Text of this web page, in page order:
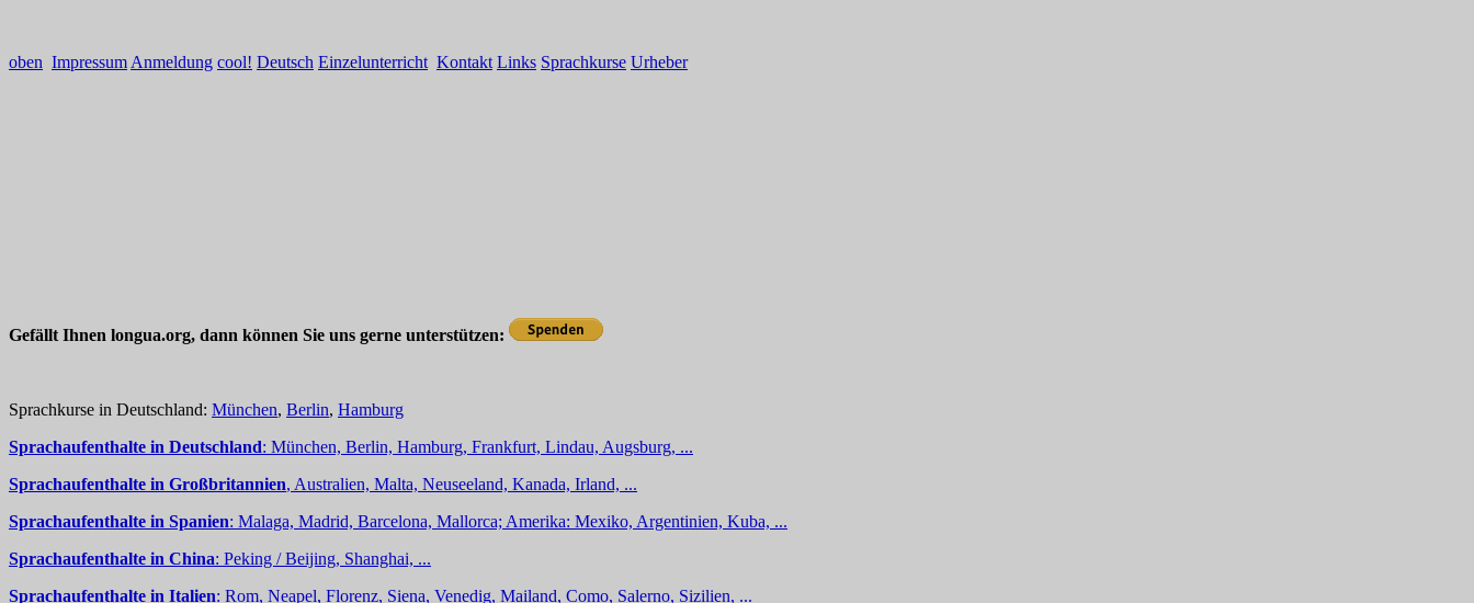
oben Impressum Anmeldung cool! Deutsch Einzelunterricht Kontakt Links Sprachkurse Urheber
Gefällt Ihnen longua.org, dann können Sie uns gerne unterstützen:
Sprachkurse in Deutschland: München, Berlin, Hamburg
Sprachaufenthalte in Deutschland: München, Berlin, Hamburg, Frankfurt, Lindau, Augsburg, ...
Sprachaufenthalte in Großbritannien, Australien, Malta, Neuseeland, Kanada, Irland, ...
Sprachaufenthalte in Spanien: Malaga, Madrid, Barcelona, Mallorca; Amerika: Mexiko, Argentinien, Kuba, ...
Sprachaufenthalte in China: Peking / Beijing, Shanghai, ...
Sprachaufenthalte in Italien: Rom, Neapel, Florenz, Siena, Venedig, Mailand, Como, Salerno, Sizilien, ...